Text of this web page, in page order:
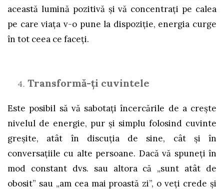
această lumină pozitivă și vă concentrați pe calea
pe care viața v-o pune la dispoziție, energia curge
în tot ceea ce faceți.
Transformă-ți cuvintele
Este posibil să vă sabotați încercările de a crește
nivelul de energie, pur și simplu folosind cuvinte
greșite, atât în ​​discuția de sine, cât și în
conversațiile cu alte persoane. Dacă vă spuneți în
mod constant dvs. sau altora că „sunt atât de
obosit” sau „am cea mai proastă zi”, o veți crede și